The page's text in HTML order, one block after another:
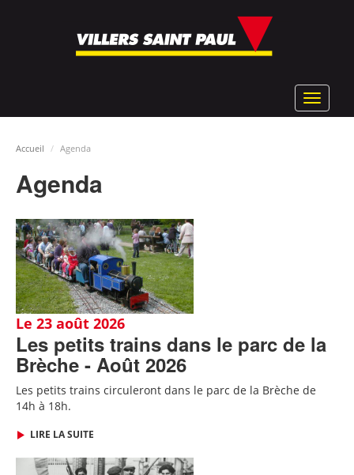
Toggle
Accueil Agenda
Agenda
Le 23 août 2026
Les petits trains dans le parc de la
Brèche - Août 2026
Les petits trains circuleront dans le parc de la Brèche de
14h à 18h.
LIRE LA SUITE